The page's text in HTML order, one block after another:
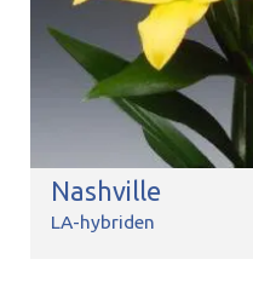
Nashville
LA-hybriden